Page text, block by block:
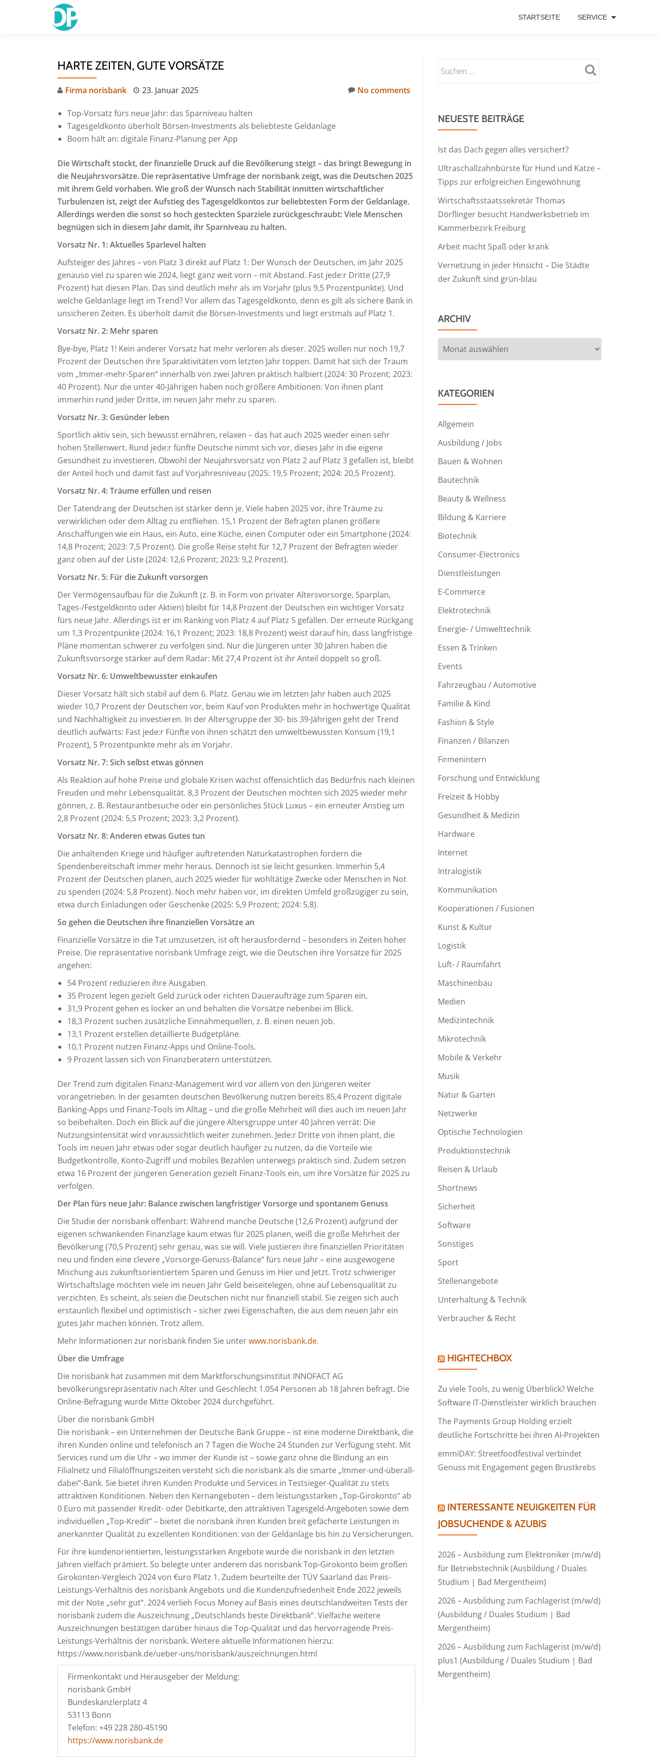
STARTSEITE SERVICE
HARTE ZEITEN, GUTE VORSÄTZE
Firma norisbank 23. Januar 2025 No comments
Top-Vorsatz fürs neue Jahr: das Sparniveau halten
Tagesgeldkonto überholt Börsen-Investments als beliebteste Geldanlage
Boom hält an: digitale Finanz-Planung per App
Die Wirtschaft stockt, der finanzielle Druck auf die Bevölkerung steigt – das bringt Bewegung in
die Neujahrsvorsätze. Die repräsentative Umfrage der norisbank zeigt, was die Deutschen 2025
mit ihrem Geld vorhaben. Wie groß der Wunsch nach Stabilität inmitten wirtschaftlicher
Turbulenzen ist, zeigt der Aufstieg des Tagesgeldkontos zur beliebtesten Form der Geldanlage.
Allerdings werden die sonst so hoch gesteckten Sparziele zurückgeschraubt: Viele Menschen
begnügen sich in diesem Jahr damit, ihr Sparniveau zu halten.
Vorsatz Nr. 1: Aktuelles Sparlevel halten
Aufsteiger des Jahres – von Platz 3 direkt auf Platz 1: Der Wunsch der Deutschen, im Jahr 2025
genauso viel zu sparen wie 2024, liegt ganz weit vorn – mit Abstand. Fast jede:r Dritte (27,9
Prozent) hat diesen Plan. Das sind deutlich mehr als im Vorjahr (plus 9,5 Prozentpunkte). Und
welche Geldanlage liegt im Trend? Vor allem das Tagesgeldkonto, denn es gilt als sichere Bank in
unsicheren Zeiten. Es überholt damit die Börsen-Investments und liegt erstmals auf Platz 1.
Vorsatz Nr. 2: Mehr sparen
Bye-bye, Platz 1! Kein anderer Vorsatz hat mehr verloren als dieser. 2025 wollen nur noch 19,7
Prozent der Deutschen ihre Sparaktivitäten vom letzten Jahr toppen. Damit hat sich der Traum
vom „Immer-mehr-Sparen“ innerhalb von zwei Jahren praktisch halbiert (2024: 30 Prozent; 2023:
40 Prozent). Nur die unter 40-Jährigen haben noch größere Ambitionen: Von ihnen plant
immerhin rund jeder Dritte, im neuen Jahr mehr zu sparen.
Vorsatz Nr. 3: Gesünder leben
Sportlich aktiv sein, sich bewusst ernähren, relaxen – das hat auch 2025 wieder einen sehr
hohen Stellenwert. Rund jede:r fünfte Deutsche nimmt sich vor, dieses Jahr in die eigene
Gesundheit zu investieren. Obwohl der Neujahrsvorsatz von Platz 2 auf Platz 3 gefallen ist, bleibt
der Anteil hoch und damit fast auf Vorjahresniveau (2025: 19,5 Prozent; 2024: 20,5 Prozent).
Vorsatz Nr. 4: Träume erfüllen und reisen
Der Tatendrang der Deutschen ist stärker denn je. Viele haben 2025 vor, ihre Träume zu
verwirklichen oder dem Alltag zu entfliehen. 15,1 Prozent der Befragten planen größere
Anschaffungen wie ein Haus, ein Auto, eine Küche, einen Computer oder ein Smartphone (2024:
14,8 Prozent; 2023: 7,5 Prozent). Die große Reise steht für 12,7 Prozent der Befragten wieder
ganz oben auf der Liste (2024: 12,6 Prozent; 2023: 9,2 Prozent).
Vorsatz Nr. 5: Für die Zukunft vorsorgen
Der Vermögensaufbau für die Zukunft (z. B. in Form von privater Altersvorsorge, Sparplan,
Tages-/Festgeldkonto oder Aktien) bleibt für 14,8 Prozent der Deutschen ein wichtiger Vorsatz
fürs neue Jahr. Allerdings ist er im Ranking von Platz 4 auf Platz 5 gefallen. Der erneute Rückgang
um 1,3 Prozentpunkte (2024: 16,1 Prozent; 2023: 18,8 Prozent) weist darauf hin, dass langfristige
Pläne momentan schwerer zu verfolgen sind. Nur die Jüngeren unter 30 Jahren haben die
Zukunftsvorsorge stärker auf dem Radar: Mit 27,4 Prozent ist ihr Anteil doppelt so groß.
Vorsatz Nr. 6: Umweltbewusster einkaufen
Dieser Vorsatz hält sich stabil auf dem 6. Platz. Genau wie im letzten Jahr haben auch 2025
wieder 10,7 Prozent der Deutschen vor, beim Kauf von Produkten mehr in hochwertige Qualität
und Nachhaltigkeit zu investieren. In der Altersgruppe der 30- bis 39-Jährigen geht der Trend
deutlich aufwärts: Fast jede:r Fünfte von ihnen schätzt den umweltbewussten Konsum (19,1
Prozent), 5 Prozentpunkte mehr als im Vorjahr.
Vorsatz Nr. 7: Sich selbst etwas gönnen
Als Reaktion auf hohe Preise und globale Krisen wächst offensichtlich das Bedürfnis nach kleinen
Freuden und mehr Lebensqualität. 8,3 Prozent der Deutschen möchten sich 2025 wieder mehr
gönnen, z. B. Restaurantbesuche oder ein persönliches Stück Luxus – ein erneuter Anstieg um
2,8 Prozent (2024: 5,5 Prozent; 2023: 3,2 Prozent).
Vorsatz Nr. 8: Anderen etwas Gutes tun
Die anhaltenden Kriege und häufiger auftretenden Naturkatastrophen fordern die
Spendenbereitschaft immer mehr heraus. Dennoch ist sie leicht gesunken. Immerhin 5,4
Prozent der Deutschen planen, auch 2025 wieder für wohltätige Zwecke oder Menschen in Not
zu spenden (2024: 5,8 Prozent). Noch mehr haben vor, im direkten Umfeld großzügiger zu sein,
etwa durch Einladungen oder Geschenke (2025: 5,9 Prozent; 2024: 5,8).
So gehen die Deutschen ihre finanziellen Vorsätze an
Finanzielle Vorsätze in die Tat umzusetzen, ist oft herausfordernd – besonders in Zeiten hoher
Preise. Die repräsentative norisbank Umfrage zeigt, wie die Deutschen ihre Vorsätze für 2025
angehen:
54 Prozent reduzieren ihre Ausgaben.
35 Prozent legen gezielt Geld zurück oder richten Daueraufträge zum Sparen ein.
31,9 Prozent gehen es locker an und behalten die Vorsätze nebenbei im Blick.
18,3 Prozent suchen zusätzliche Einnahmequellen, z. B. einen neuen Job.
13,1 Prozent erstellen detaillierte Budgetpläne.
10,1 Prozent nutzen Finanz-Apps und Online-Tools.
9 Prozent lassen sich von Finanzberatern unterstützen.
Der Trend zum digitalen Finanz-Management wird vor allem von den Jüngeren weiter
vorangetrieben. In der gesamten deutschen Bevölkerung nutzen bereits 85,4 Prozent digitale
Banking-Apps und Finanz-Tools im Alltag – und die große Mehrheit will dies auch im neuen Jahr
so beibehalten. Doch ein Blick auf die jüngere Altersgruppe unter 40 Jahren verrät: Die
Nutzungsintensität wird voraussichtlich weiter zunehmen. Jede:r Dritte von ihnen plant, die
Tools im neuen Jahr etwas oder sogar deutlich häufiger zu nutzen, da die Vorteile wie
Budgetkontrolle, Konto-Zugriff und mobiles Bezahlen unterwegs praktisch sind. Zudem setzen
etwa 16 Prozent der jüngeren Generation gezielt Finanz-Tools ein, um ihre Vorsätze für 2025 zu
verfolgen.
Der Plan fürs neue Jahr: Balance zwischen langfristiger Vorsorge und spontanem Genuss
Die Studie der norisbank offenbart: Während manche Deutsche (12,6 Prozent) aufgrund der
eigenen schwankenden Finanzlage kaum etwas für 2025 planen, weiß die große Mehrheit der
Bevölkerung (70,5 Prozent) sehr genau, was sie will. Viele justieren ihre finanziellen Prioritäten
neu und finden eine clevere „Vorsorge-Genuss-Balance“ fürs neue Jahr – eine ausgewogene
Mischung aus zukunftsorientiertem Sparen und Genuss im Hier und Jetzt. Trotz schwieriger
Wirtschaftslage möchten viele im neuen Jahr Geld beiseitelegen, ohne auf Lebensqualität zu
verzichten. Es scheint, als seien die Deutschen nicht nur finanziell stabil. Sie zeigen sich auch
erstaunlich flexibel und optimistisch – sicher zwei Eigenschaften, die aus dem neuen Jahr ein
gutes Jahr machen können. Trotz allem.
Mehr Informationen zur norisbank finden Sie unterwww.norisbank.de.
Über die Umfrage
Die norisbank hat zusammen mit dem Marktforschungsinstitut INNOFACT AG
bevölkerungsrepräsentativ nach Alter und Geschlecht 1.054 Personen ab 18 Jahren befragt. Die
Online-Befragung wurde Mitte Oktober 2024 durchgeführt.
Über die norisbank GmbH
Die norisbank – ein Unternehmen der Deutsche Bank Gruppe – ist eine moderne Direktbank, die
ihren Kunden online und telefonisch an 7 Tagen die Woche 24 Stunden zur Verfügung steht. Mit
Services rund um die Uhr – wo immer der Kunde ist – sowie ganz ohne die Bindung an ein
Filialnetz und Filialöffnungszeiten versteht sich die norisbank als die smarte „Immer-und-überall-
dabei“-Bank. Sie bietet ihren Kunden Produkte und Services in Testsieger-Qualität zu stets
attraktiven Konditionen. Neben den Kernangeboten – dem leistungsstarken „Top-Girokonto“ ab
0 Euro mit passender Kredit- oder Debitkarte, den attraktiven Tagesgeld-Angeboten sowie dem
individuellen „Top-Kredit“ – bietet die norisbank ihren Kunden breit gefächerte Leistungen in
anerkannter Qualität zu exzellenten Konditionen: von der Geldanlage bis hin zu Versicherungen.
Für ihre kundenorientierten, leistungsstarken Angebote wurde die norisbank in den letzten
Jahren vielfach prämiert. So belegte unter anderem das norisbank Top-Girokonto beim großen
Girokonten-Vergleich 2024 von €uro Platz 1. Zudem beurteilte der TÜV Saarland das Preis-
Leistungs-Verhältnis des norisbank Angebots und die Kundenzufriedenheit Ende 2022 jeweils
mit der Note „sehr gut“. 2024 verlieh Focus Money auf Basis eines deutschlandweiten Tests der
norisbank zudem die Auszeichnung „Deutschlands beste Direktbank“. Vielfache weitere
Auszeichnungen bestätigen darüber hinaus die Top-Qualität und das hervorragende Preis-
Leistungs-Verhältnis der norisbank. Weitere aktuelle Informationen hierzu:
https://www.norisbank.de/ueber-uns/norisbank/auszeichnungen.html
Firmenkontakt und Herausgeber der Meldung:
norisbank GmbH
Bundeskanzlerplatz 4
53113 Bonn
Telefon: +49 228 280-45190
https://www.norisbank.de
NEUESTE BEITRÄGE
Ist das Dach gegen alles versichert?
Ultraschallzahnbürste für Hund und Katze –
Tipps zur erfolgreichen Eingewöhnung
Wirtschaftsstaatssekretär Thomas
Dörflinger besucht Handwerksbetrieb im
Kammerbezirk Freiburg
Arbeit macht Spaß oder krank
Vernetzung in jeder Hinsicht – Die Städte
der Zukunft sind grün-blau
ARCHIV
Archiv
KATEGORIEN
Allgemein
Ausbildung / Jobs
Bauen & Wohnen
Bautechnik
Beauty & Wellness
Bildung & Karriere
Biotechnik
Consumer-Electronics
Dienstleistungen
E-Commerce
Elektrotechnik
Energie- / Umwelttechnik
Essen & Trinken
Events
Fahrzeugbau / Automotive
Familie & Kind
Fashion & Style
Finanzen / Bilanzen
Firmenintern
Forschung und Entwicklung
Freizeit & Hobby
Gesundheit & Medizin
Hardware
Internet
Intralogistik
Kommunikation
Kooperationen / Fusionen
Kunst & Kultur
Logistik
Luft- / Raumfahrt
Maschinenbau
Medien
Medizintechnik
Mikrotechnik
Mobile & Verkehr
Musik
Natur & Garten
Netzwerke
Optische Technologien
Produktionstechnik
Reisen & Urlaub
Shortnews
Sicherheit
Software
Sonstiges
Sport
Stellenangebote
Unterhaltung & Technik
Verbraucher & Recht
HIGHTECHBOX
Zu viele Tools, zu wenig Überblick? Welche
Software IT-Dienstleister wirklich brauchen
The Payments Group Holding erzielt
deutliche Fortschritte bei ihren AI-Projekten
emmiDAY: Streetfoodfestival verbindet
Genuss mit Engagement gegen Brustkrebs
INTERESSANTE NEUIGKEITEN FÜR
JOBSUCHENDE & AZUBIS
2026 – Ausbildung zum Elektroniker (m/w/d)
für Betriebstechnik (Ausbildung / Duales
Studium | Bad Mergentheim)
2026 – Ausbildung zum Fachlagerist (m/w/d)
(Ausbildung / Duales Studium | Bad
Mergentheim)
2026 – Ausbildung zum Fachlagerist (m/w/d)
plus1 (Ausbildung / Duales Studium | Bad
Mergentheim)